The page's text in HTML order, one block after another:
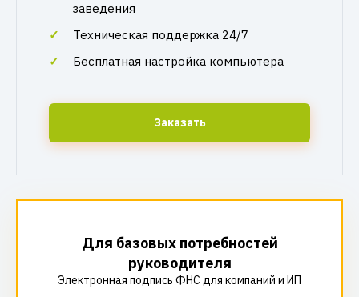
заведения
Техническая поддержка 24/7
Бесплатная настройка компьютера
Заказать
Для базовых потребностей
руководителя
Электронная подпись ФНС для компаний и ИП